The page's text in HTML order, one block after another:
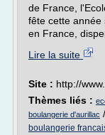
de France,
fête cette année
en France,
Lire la suite
Site : http://
Thèmes liés :
boulangerie d'aurillac /
boulangerie